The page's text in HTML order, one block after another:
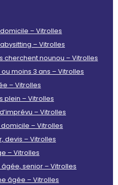
– Vitrolles
– Vitrolles
cherchent nounou – Vitrolles
moins 3 ans – Vitrolles
– Vitrolles
plein – Vitrolles
– Vitrolles
– Vitrolles
devis – Vitrolles
– Vitrolles
senior – Vitrolles
âgée – Vitrolles